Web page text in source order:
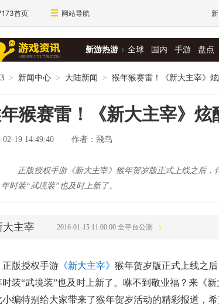
首页 网站导航
新游热游 全球 国内 手游 盘点
> 新闻中心 > 大陆新闻 > 猴年猴赛雷！《新大主宰》
猴赛雷！《新大主宰》炫
02-19 14:49:40 作者：飛鸟
正版授权手游《新大主宰》猴年贺岁版正式上线之后
年时装“武境装”也及时上新了。
大主宰 2016-01-15 11:00:00 全平台公测
正版授权手游 《新大主宰》 猴年贺岁版正式上线之
时装“武境装”也及时上新了。咻不到敬业福？来《
小编特别给大家带来了猴年贺岁活动的精彩报道，